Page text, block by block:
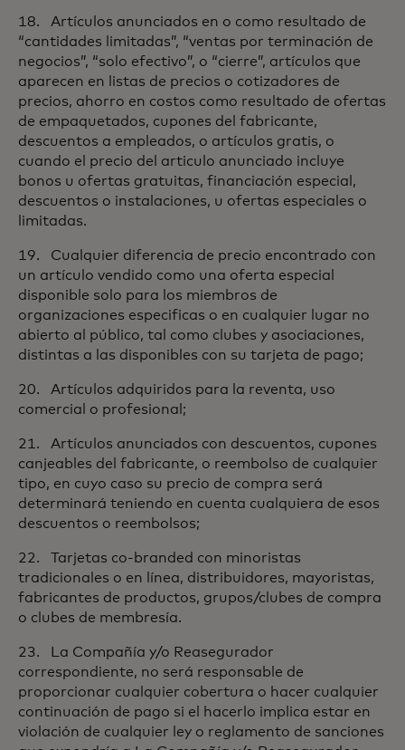
18. Artículos anunciados en o como resultado de
“cantidades limitadas”, “ventas por terminación de
negocios”, “solo efectivo”, o “cierre”, artículos que
aparecen en listas de precios o cotizadores de
precios, ahorro en costos como resultado de ofertas
de empaquetados, cupones del fabricante,
descuentos a empleados, o artículos gratis, o
cuando el precio del articulo anunciado incluye
bonos u ofertas gratuitas, financiación especial,
descuentos o instalaciones, u ofertas especiales o
limitadas.
19. Cualquier diferencia de precio encontrado con
un artículo vendido como una oferta especial
disponible solo para los miembros de
organizaciones especificas o en cualquier lugar no
abierto al público, tal como clubes y asociaciones,
distintas a las disponibles con su tarjeta de pago;
20. Artículos adquiridos para la reventa, uso
comercial o profesional;
21. Artículos anunciados con descuentos, cupones
canjeables del fabricante, o reembolso de cualquier
tipo, en cuyo caso su precio de compra será
determinará teniendo en cuenta cualquiera de esos
descuentos o reembolsos;
22. Tarjetas co-branded con minoristas
tradicionales o en línea, distribuidores, mayoristas,
fabricantes de productos, grupos/clubes de compra
o clubes de membresía.
23. La Compañía y/o Reasegurador
correspondiente, no será responsable de
proporcionar cualquier cobertura o hacer cualquier
continuación de pago si el hacerlo implica estar en
violación de cualquier ley o reglamento de sanciones